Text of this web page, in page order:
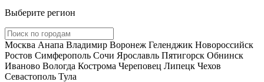
Выберите регион
Москва Анапа Владимир Воронеж Геленджик Новороссийск
Ростов Симферополь Сочи Ярославль Пятигорск Обнинск
Иваново Вологда Кострома Череповец Липецк Чехов
Севастополь Тула